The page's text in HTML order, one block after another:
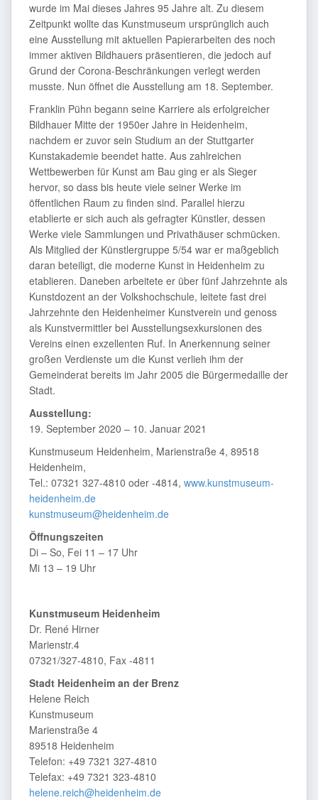
wurde im Mai dieses Jahres 95 Jahre alt. Zu diesem
Zeitpunkt wollte das Kunstmuseum ursprünglich auch
eine Ausstellung mit aktuellen Papierarbeiten des noch
immer aktiven Bildhauers präsentieren, die jedoch auf
Grund der Corona-Beschränkungen verlegt werden
musste. Nun öffnet die Ausstellung am 18. September.
Franklin Pühn begann seine Karriere als erfolgreicher
Bildhauer Mitte der 1950er Jahre in Heidenheim,
nachdem er zuvor sein Studium an der Stuttgarter
Kunstakademie beendet hatte. Aus zahlreichen
Wettbewerben für Kunst am Bau ging er als Sieger
hervor, so dass bis heute viele seiner Werke im
öffentlichen Raum zu finden sind. Parallel hierzu
etablierte er sich auch als gefragter Künstler, dessen
Werke viele Sammlungen und Privathäuser schmücken.
Als Mitglied der Künstlergruppe 5/54 war er maßgeblich
daran beteiligt, die moderne Kunst in Heidenheim zu
etablieren. Daneben arbeitete er über fünf Jahrzehnte als
Kunstdozent an der Volkshochschule, leitete fast drei
Jahrzehnte den Heidenheimer Kunstverein und genoss
als Kunstvermittler bei Ausstellungsexkursionen des
Vereins einen exzellenten Ruf. In Anerkennung seiner
großen Verdienste um die Kunst verlieh ihm der
Gemeinderat bereits im Jahr 2005 die Bürgermedaille der
Stadt.
Ausstellung:
19. September 2020 – 10. Januar 2021
Kunstmuseum Heidenheim, Marienstraße 4, 89518
Heidenheim,
Tel.: 07321 327-4810 oder -4814, www.kunstmuseum-
heidenheim.de
kunstmuseum@heidenheim.de
Öffnungszeiten
Di – So, Fei 11 – 17 Uhr
Mi 13 – 19 Uhr
Kunstmuseum Heidenheim
Dr. René Hirner
Marienstr.4
07321/327-4810, Fax -4811
Stadt Heidenheim an der Brenz
Helene Reich
Kunstmuseum
Marienstraße 4
89518 Heidenheim
Telefon: +49 7321 327-4810
Telefax: +49 7321 323-4810
helene.reich@heidenheim.de